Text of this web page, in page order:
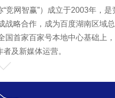
竞网智赢”）成立于2003年，是
战略合作，成为百度湖南区域
国首家百家号本地中心基础上
及新媒体运营。